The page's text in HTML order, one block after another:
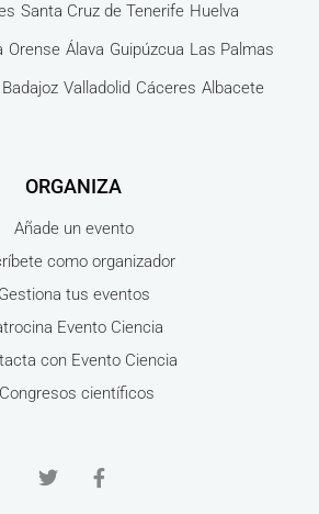
Santa Cruz de Tenerife Huelva
Orense Álava Guipúzcua Las Palmas
Badajoz Valladolid Cáceres Albacete
ORGANIZA
Añade un evento
como organizador
Gestiona tus eventos
Evento Ciencia
con Evento Ciencia
Congresos científicos